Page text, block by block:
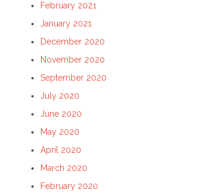
February 2021
January 2021
December 2020
November 2020
September 2020
July 2020
June 2020
May 2020
April 2020
March 2020
February 2020